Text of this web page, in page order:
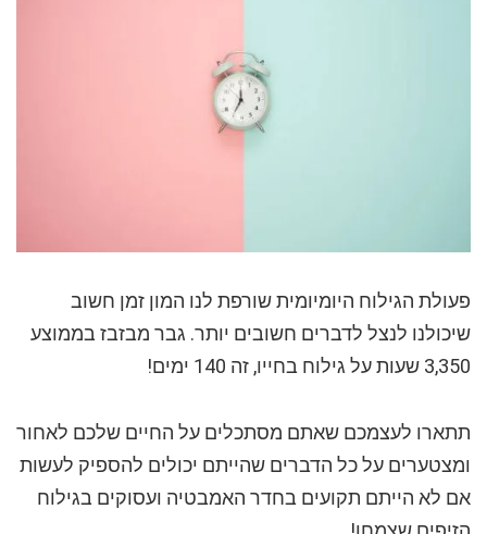
פעולת הגילוח היומיומית שורפת לנו המון זמן חשוב
שיכולנו לנצל לדברים חשובים יותר. גבר מבזבז בממוצע
3,350 שעות על גילוח בחייו, זה 140 ימים!
תתארו לעצמכם שאתם מסתכלים על החיים שלכם לאחור
ומצטערים על כל הדברים שהייתם יכולים להספיק לעשות
אם לא הייתם תקועים בחדר האמבטיה ועסוקים בגילוח